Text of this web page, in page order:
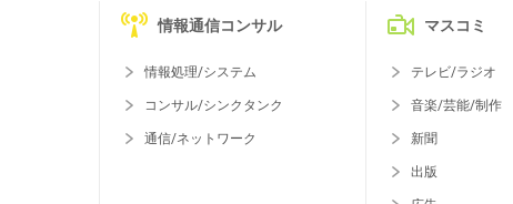
情報通信コンサル
情報処理/システム
コンサル/シンクタンク
通信/ネットワーク
マスコミ
テレビ/ラジオ
音楽/芸能/制作
新聞
出版